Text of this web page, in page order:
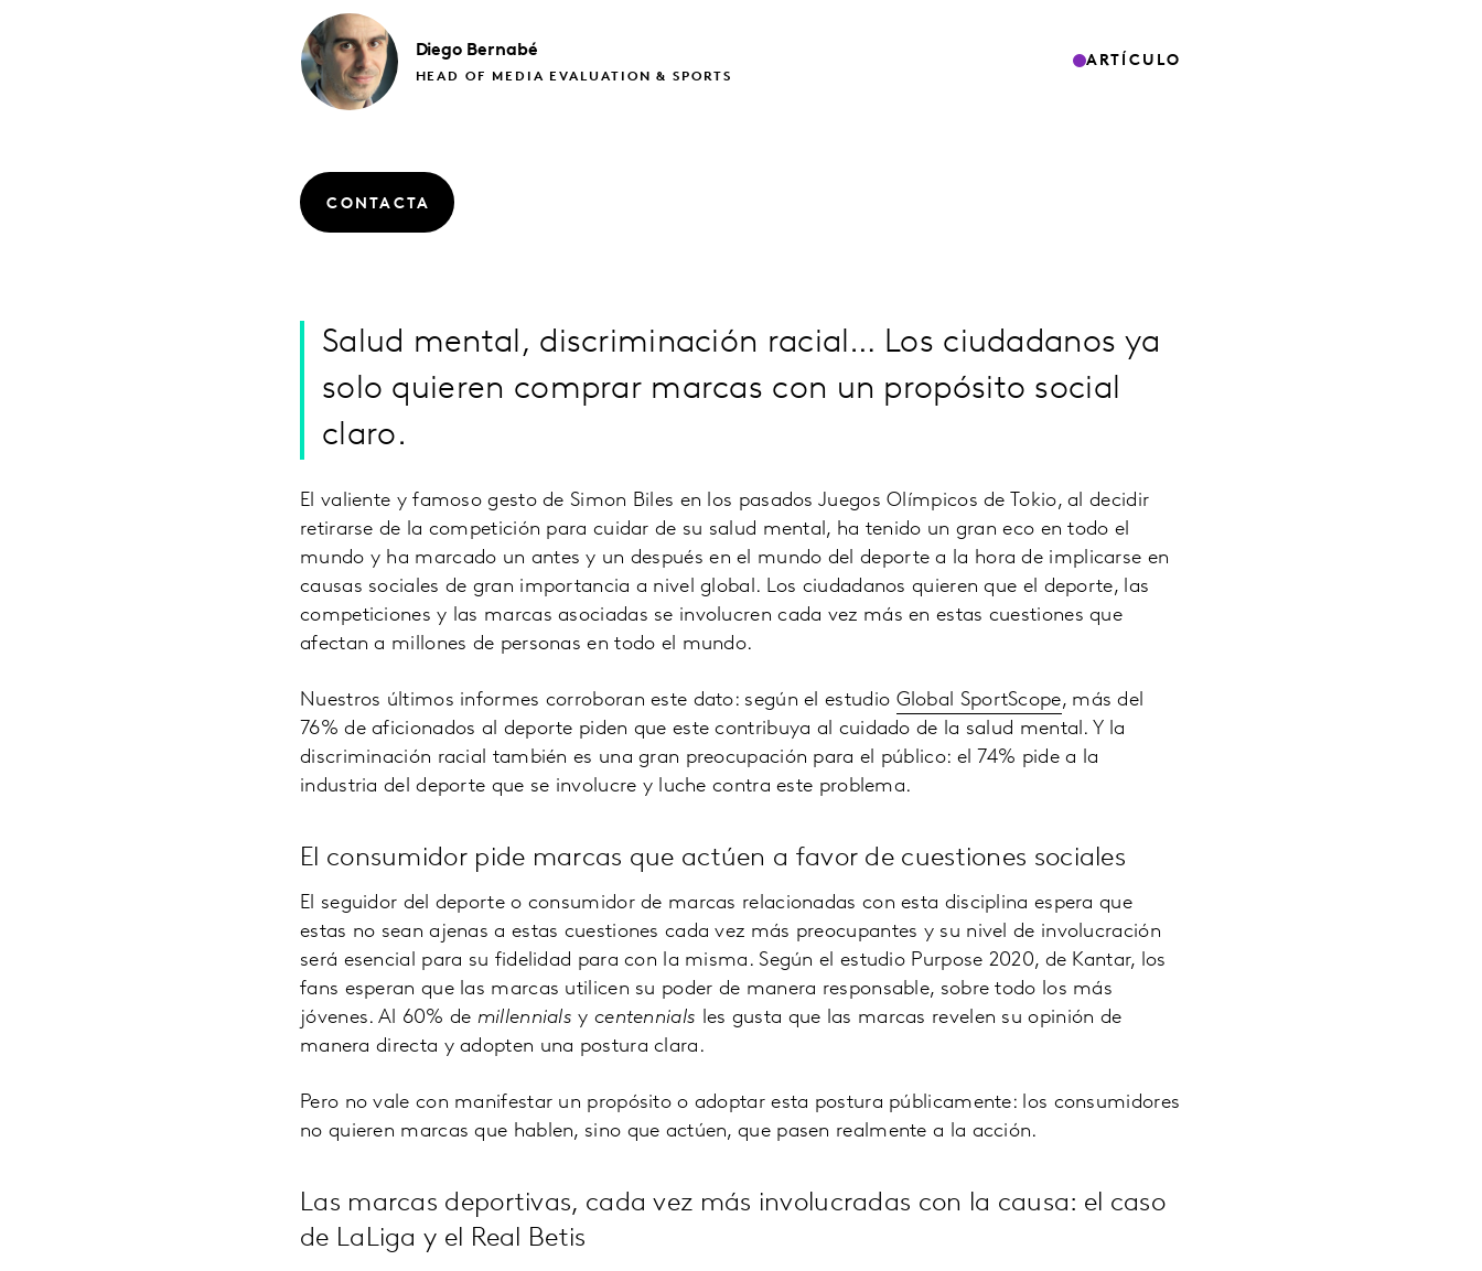
Diego Bernabé
HEAD OF MEDIA EVALUATION & SPORTS
ARTÍCULO
CONTACTA
Salud mental, discriminación racial… Los ciudadanos ya
solo quieren comprar marcas con un propósito social
claro.
El valiente y famoso gesto de Simon Biles en los pasados Juegos Olímpicos de Tokio, al decidir
retirarse de la competición para cuidar de su salud mental, ha tenido un gran eco en todo el
mundo y ha marcado un antes y un después en el mundo del deporte a la hora de implicarse en
causas sociales de gran importancia a nivel global. Los ciudadanos quieren que el deporte, las
competiciones y las marcas asociadas se involucren cada vez más en estas cuestiones que
afectan a millones de personas en todo el mundo.
Nuestros últimos informes corroboran este dato: según el estudio Global SportScope, más del
76% de aficionados al deporte piden que este contribuya al cuidado de la salud mental. Y la
discriminación racial también es una gran preocupación para el público: el 74% pide a la
industria del deporte que se involucre y luche contra este problema.
El consumidor pide marcas que actúen a favor de cuestiones sociales
El seguidor del deporte o consumidor de marcas relacionadas con esta disciplina espera que
estas no sean ajenas a estas cuestiones cada vez más preocupantes y su nivel de involucración
será esencial para su fidelidad para con la misma. Según el estudio Purpose 2020, de Kantar, los
fans esperan que las marcas utilicen su poder de manera responsable, sobre todo los más
jóvenes. Al 60% de millennials y centennials les gusta que las marcas revelen su opinión de
manera directa y adopten una postura clara.
Pero no vale con manifestar un propósito o adoptar esta postura públicamente: los consumidores
no quieren marcas que hablen, sino que actúen, que pasen realmente a la acción.
Las marcas deportivas, cada vez más involucradas con la causa: el caso
de LaLiga y el Real Betis